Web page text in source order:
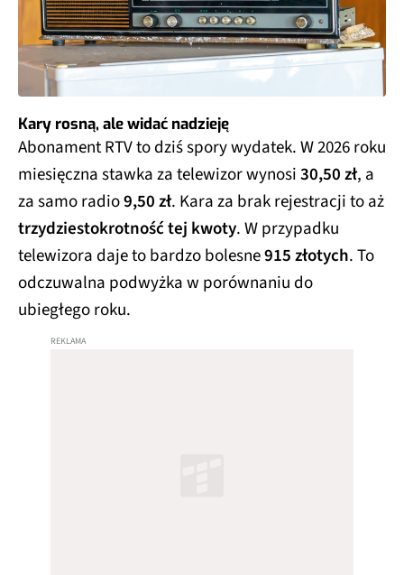
Kary rosną, ale widać nadzieję
Abonament RTV to dziś spory wydatek. W 2026 roku
miesięczna stawka za telewizor wynosi30,50 zł, a
za samo radio9,50 zł. Kara za brak rejestracji to aż
trzydziestokrotność tej kwoty. W przypadku
telewizora daje to bardzo bolesne915 złotych. To
odczuwalna podwyżka w porównaniu do
ubiegłego roku.